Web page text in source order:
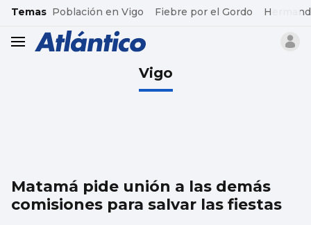
common.go-to-content
Temas Población en Vigo Fiebre por el Gordo
header.menu.open
Vigo
Matamá pide unión a las demás
comisiones para salvar las fiestas